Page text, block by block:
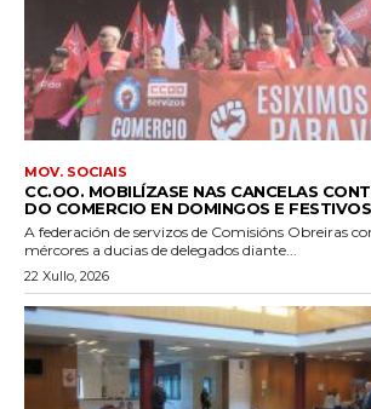
MOV. SOCIAIS
CC.OO. MOBILÍZASE NAS CANCELAS
DO COMERCIO EN DOMINGOS E FESTIVOS
A federación de servizos de Comisións Obreiras
mércores a ducias de delegados diante...
22 Xullo, 2026